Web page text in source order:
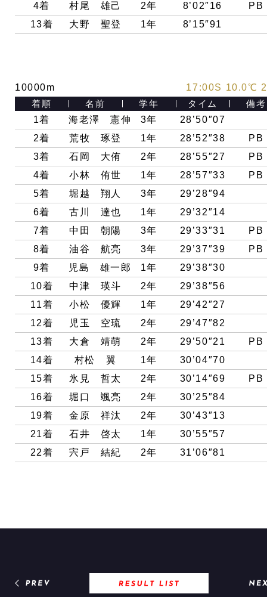
4着
村尾 雄己 2年 8’02″16
PB
13着
大野 聖登 1年 8’15″91
10000m
17:00S 10.0℃
着順
名前 学年 タイム
備考
1着
海老澤 憲伸 3年
28’50″07
2着
荒牧 琢登 1年 28’52″38
PB
3着
石岡 大侑 2年 28’55″27
PB
4着
小林 侑世 1年 28’57″33
PB
5着
堀越 翔人 3年
29’28″94
6着
古川 達也 1年
29’32″14
7着
中田 朝陽 3年 29’33″31
PB
8着
油谷 航亮 3年 29’37″39
PB
9着
児島 雄一郎 1年
29’38″30
10着
中津 瑛斗 2年
29’38″56
11着
小松 優輝 1年
29’42″27
12着
児玉 空琉 2年
29’47″82
13着
大倉 靖萌 2年 29’50″21
PB
14着
村松 翼 1年
30’04″70
15着
氷見 哲太 2年 30’14″69
PB
16着
堀口 颯亮 2年
30’25″84
19着
金原 祥汰 2年
30’43″13
21着
石井 啓太 1年
30’55″57
22着
宍戸 結紀 2年 31’06″81